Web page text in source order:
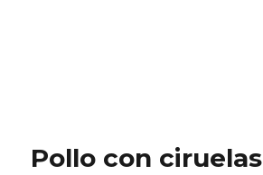
Pollo con ciruelas